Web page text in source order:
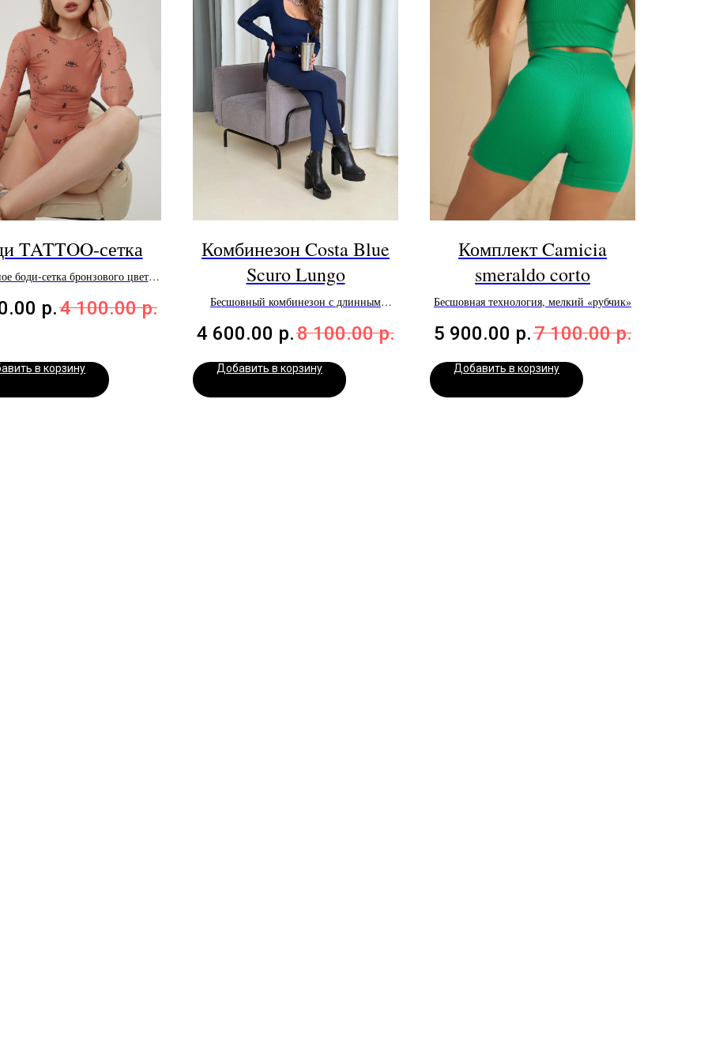
TATTOO-сетка
боди-сетка бронзового цвета с
надписями
р.4 100.00 р.
в корзину
Комбинезон Costa Blue
Scuro Lungo
Бесшовный комбинезон с длинным
4 600.00 р.8 100.00 р.
Добавить в корзину
Комплект Camicia
smeraldo corto
Бесшовная технология, мелкий «рубчик»
5 900.00 р.7 100.00 р.
Добавить в корзину